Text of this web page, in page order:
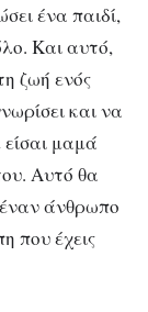
ένα παιδί,
Και αυτό,
ζωή ενός
και να
είσαι μαμά
Αυτό θα
άνθρωπο
που έχεις